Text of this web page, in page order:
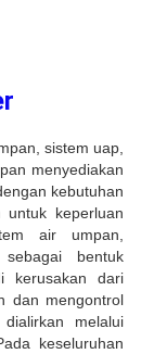
sistem uap,
menyediakan
kebutuhan
untuk keperluan
air umpan,
bentuk
kerusakan dari
dan mengontrol
melalui
keseluruhan